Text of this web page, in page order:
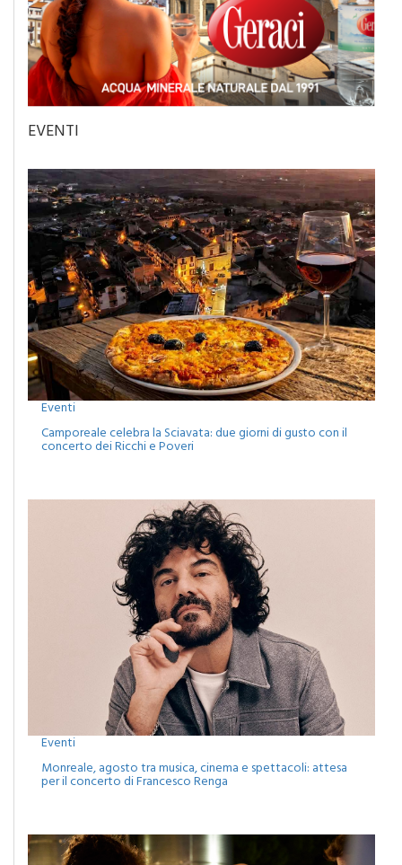
Eventi
Camporeale celebra la Sciavata: due giorni di gusto con il
Eventi
Monreale, agosto tra musica, cinema e spettacoli: attesa